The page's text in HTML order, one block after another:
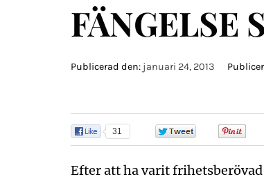
FÄNGELSE
Publicerad den: januari 24, 2013
31
Efter att ha varit